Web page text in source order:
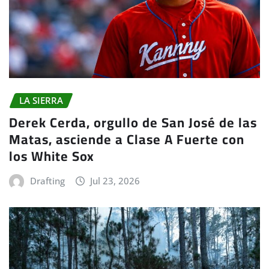
LA SIERRA
Derek Cerda, orgullo de San José de las
Matas, asciende a Clase A Fuerte con
los White Sox
Drafting Jul 23, 2026